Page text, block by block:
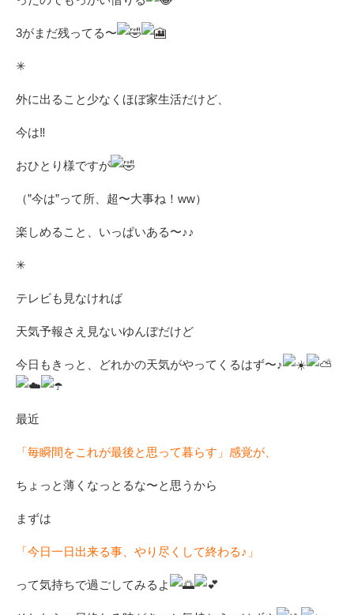
3がまだ残ってる〜
✳︎
外に出ること少なくほぼ家生活だけど、
今は‼︎
おひとり様ですが
（”今は”って所、超〜大事ね！ww）
楽しめること、いっぱいある〜♪♪
✳︎
テレビも見なければ
天気予報さえ見ないゆんぼだけど
今日もきっと、どれかの天気がやってくるはず〜♪
最近
「毎瞬間をこれが最後と思って暮らす」感覚が、
ちょっと薄くなっとるな〜と思うから
まずは
「今日一日出来る事、やり尽くして終わる♪」
って気持ちで過ごしてみるよ